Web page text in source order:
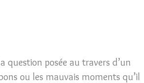
question posée au travers d’un
ou les mauvais moments qu’il